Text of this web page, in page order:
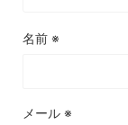
名前 ※
メール ※